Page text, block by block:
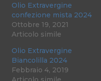
Olio Extravergine
confezione mista 2024
Ottobre 19, 2021
Articolo simile
Olio Extravergine
Biancolilla 2024
Febbraio 4, 2019